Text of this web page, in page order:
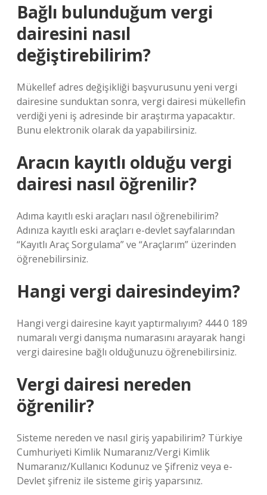
Bağlı bulunduğum vergi
dairesini nasıl
değiştirebilirim?
Mükellef adres değişikliği başvurusunu yeni vergi
dairesine sunduktan sonra, vergi dairesi mükellefin
verdiği yeni iş adresinde bir araştırma yapacaktır.
Bunu elektronik olarak da yapabilirsiniz.
Aracın kayıtlı olduğu vergi
dairesi nasıl öğrenilir?
Adıma kayıtlı eski araçları nasıl öğrenebilirim?
Adınıza kayıtlı eski araçları e-devlet sayfalarından
“Kayıtlı Araç Sorgulama” ve “Araçlarım” üzerinden
öğrenebilirsiniz.
Hangi vergi dairesindeyim?
Hangi vergi dairesine kayıt yaptırmalıyım? 444 0 189
numaralı vergi danışma numarasını arayarak hangi
vergi dairesine bağlı olduğunuzu öğrenebilirsiniz.
Vergi dairesi nereden
öğrenilir?
Sisteme nereden ve nasıl giriş yapabilirim? Türkiye
Cumhuriyeti Kimlik Numaranız/Vergi Kimlik
Numaranız/Kullanıcı Kodunuz ve Şifreniz veya e-
Devlet şifreniz ile sisteme giriş yaparsınız.